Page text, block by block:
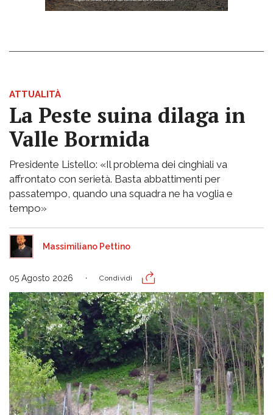
ATTUALITÀ
La Peste suina dilaga in
Valle Bormida
Presidente Listello: «Il problema dei cinghiali va
affrontato con serietà. Basta abbattimenti per
passatempo, quando una squadra ne ha voglia e
tempo»
Massimiliano Pettino
05 Agosto 2026 Condividi